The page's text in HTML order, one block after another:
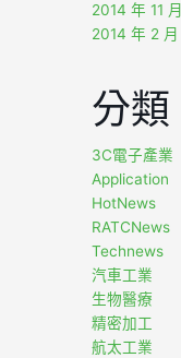
2014 年 11 月
2014 年 2 月
分類
3C電子產業
Application
HotNews
RATCNews
Technews
汽車工業
生物醫療
精密加工
航太工業